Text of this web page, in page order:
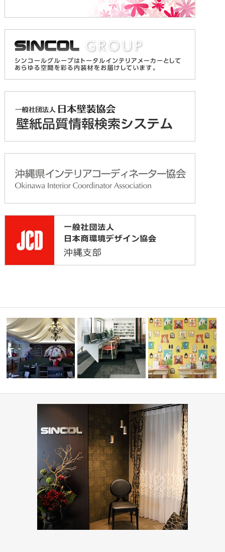
PIZZA HOUSE新本店
オフィス・公共施設(コーディ
住宅(コーディネート集)